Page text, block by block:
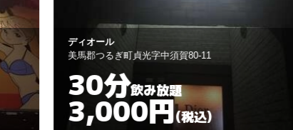
ディオール
美馬郡つるぎ町貞光字中須賀80-11
30分飲み放題
3,000円(税込)